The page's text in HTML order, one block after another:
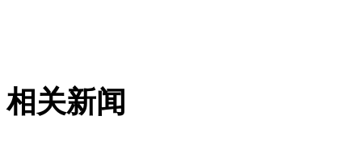
相关新闻